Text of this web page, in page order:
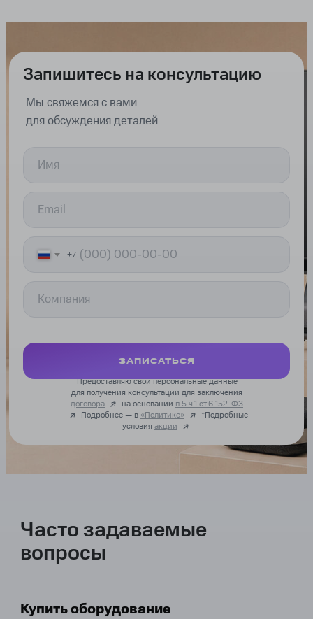
Предоставляю свои персональные данные
для получения консультации для заключения
договора
на основании п.5 ч.1 ст.6 152-ФЗ
Подробнее — в «Политике»
*Подробные
условия акции
+7
ЗАПИСАТЬСЯ
Запишитесь на консультацию
Мы свяжемся с вами
для обсуждения деталей
Часто задаваемые
вопросы
Купить оборудование